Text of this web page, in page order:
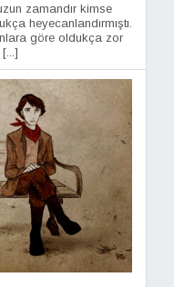
zamandır kimse
heyecanlandırmıştı.
göre oldukça zor